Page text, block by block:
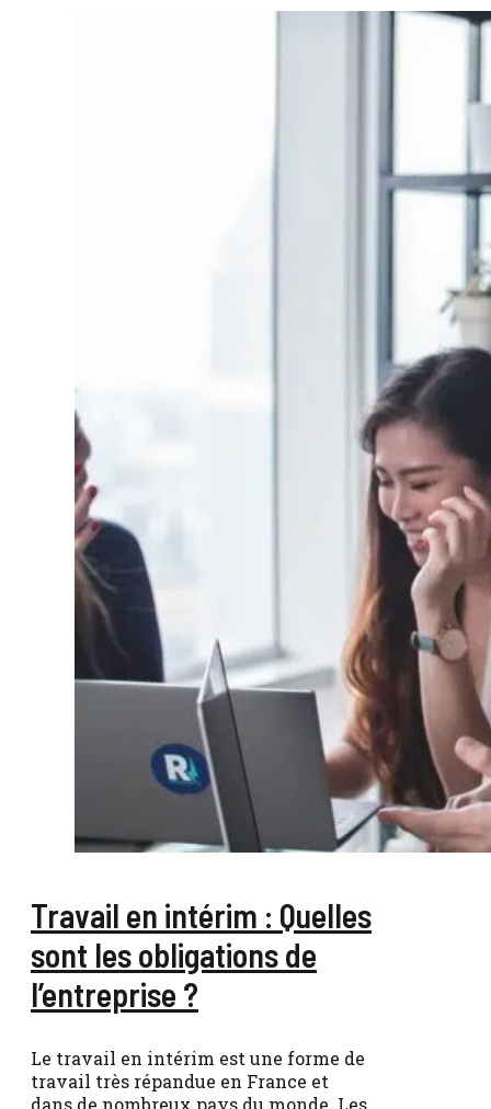
Travail en intérim : Quelles
sont les obligations de
l’entreprise ?
Le travail en intérim est une forme de
travail très répandue en France et
dans de nombreux pays du monde. Les